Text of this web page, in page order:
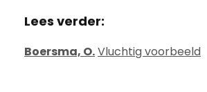
Lees verder:
Boersma, O.Vluchtig voorbeeld